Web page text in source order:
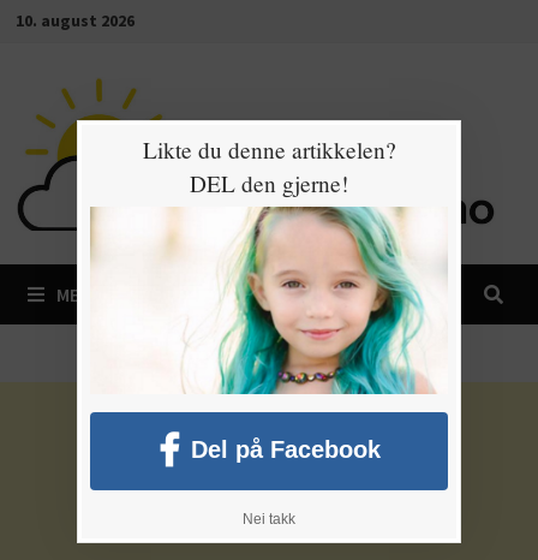
Gå10. august 2026
MENY
Likte du denne artikkelen?
DEL den gjerne!
Del på Facebook
Nei takk